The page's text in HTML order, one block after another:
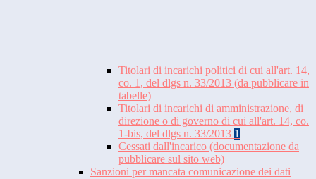
Titolari di incarichi politici di cui all'art. 14,
co. 1, del dlgs n. 33/2013 (da pubblicare in
tabelle)
Titolari di incarichi di amministrazione, di
direzione o di governo di cui all'art. 14, co.
1-bis, del dlgs n. 33/2013 1
Cessati dall'incarico (documentazione da
pubblicare sul sito web)
Sanzioni per mancata comunicazione dei dati